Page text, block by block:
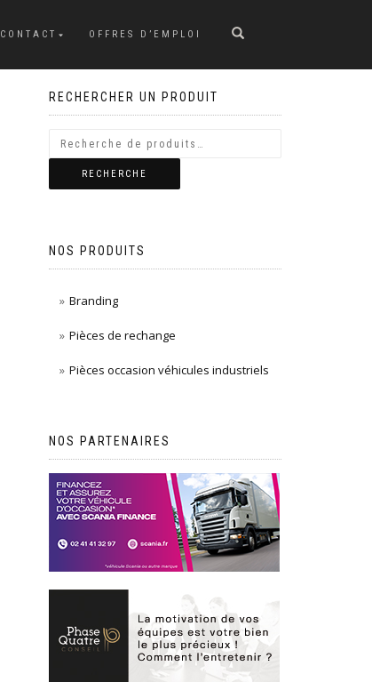
CONTACT OFFRES D’EMPLOI
RECHERCHER UN PRODUIT
RECHERCHE
NOS PRODUITS
Branding
Pièces de rechange
Pièces occasion véhicules industriels
NOS PARTENAIRES